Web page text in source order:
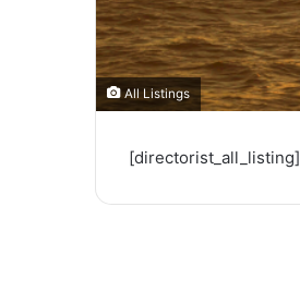
All Listings
[directorist_all_listing]